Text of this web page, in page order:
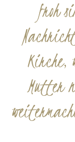
froh
Kirche,
Mutter